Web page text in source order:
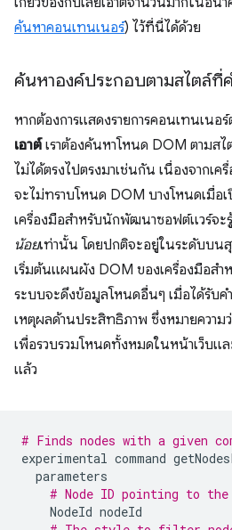
ค้นหาคอนเทนเนอร์) ไว้ที่นี่ได้ด้วย
ค้นหาองค์ประกอบตามสไตล์ที่
หากต้องการแสดงรายการคอนเทนเนอ
เอาต์เราต้องค้นหาโหนด DOM ตามส
ไม่ได้ตรงไปตรงมาเช่นกัน เนื่องจากเ
จะไม่ทราบโหนด DOM บางโหนดเมื่อ
เครื่องมือสำหรับนักพัฒนาซอฟต์แวร์จะ
น้อยเท่านั้น โดยปกติจะอยู่ในระดับบน
เริ่มต้นแผนผัง DOM ของเครื่องมือสํ
ระบบจะดึงข้อมูลโหนดอื่นๆ เมื่อได้รับคํ
เหตุผลด้านประสิทธิภาพ ซึ่งหมายความว่
เพื่อรวบรวมโหนดทั้งหมดในหน้าเว็บแ
แล้ว
# Finds nodes with a given
experimental command
parameters
# Node ID pointing to
NodeId nodeId